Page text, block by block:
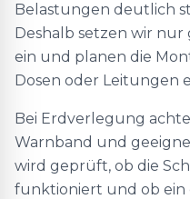
Belastungen deutlich
Deshalb setzen wir
ein und planen die
Dosen oder Leitungen
Bei Erdverlegung
Warnband und
wird geprüft, ob die
funktioniert und ob ein